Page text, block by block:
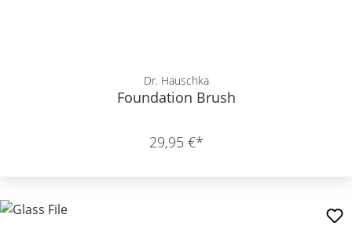
Dr. Hauschka
Foundation Brush
29,95 €*